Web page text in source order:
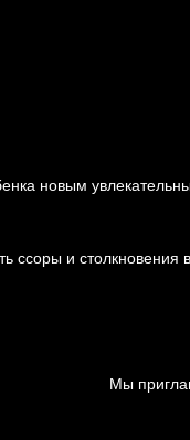
новым
ссоры и столкновения
Мы